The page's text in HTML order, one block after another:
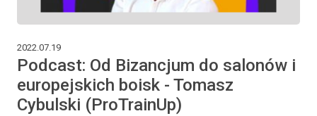
2022.07.19
Podcast: Od Bizancjum do salonów i
europejskich boisk - Tomasz
Cybulski (ProTrainUp)